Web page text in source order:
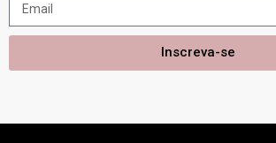
Inscreva-se